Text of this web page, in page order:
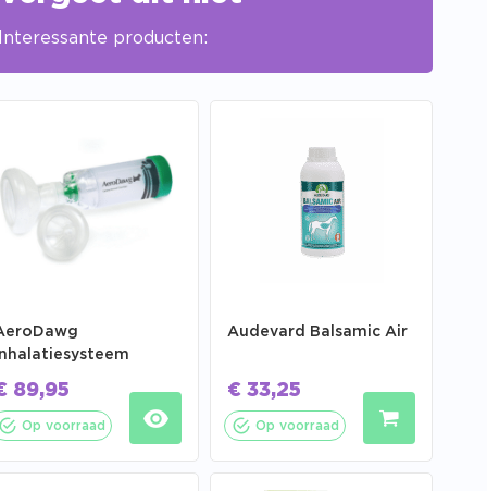
producten:
89,95
Op voorraad
Audevard Balsamic Air
€ 33,25
Op voorraad